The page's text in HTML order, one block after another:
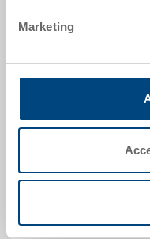
Marketing
|
Richiedi offerta
Dati tecnici
chiusure a scatto &